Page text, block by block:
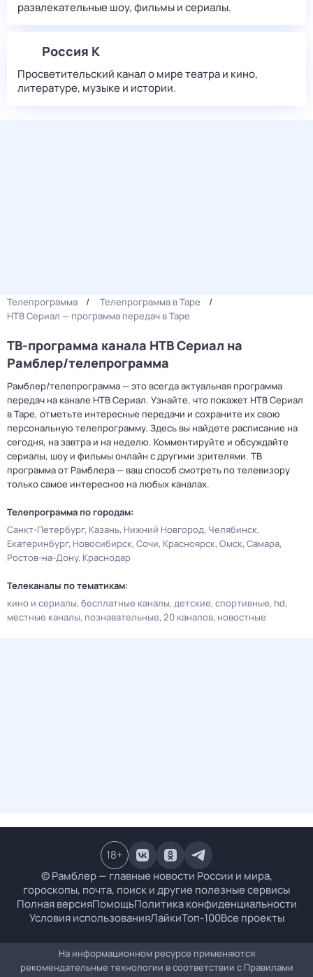
развлекательные шоу, фильмы и сериалы.
Россия К
Просветительский канал о мире театра и кино,
литературе, музыке и истории.
Телепрограмма
Телепрограмма в Таре
НТВ Сериал — программа передач в Таре
ТВ-программа канала НТВ Сериал на
Рамблер/телепрограмма
Рамблер/телепрограмма — это всегда актуальная программа
передач на канале НТВ Сериал. Узнайте, что покажет НТВ Сериал
в Таре, отметьте интересные передачи и сохраните их свою
персональную телепрограмму. Здесь вы найдете расписание на
сегодня, на завтра и на неделю. Комментируйте и обсуждайте
сериалы, шоу и фильмы онлайн с другими зрителями. ТВ
программа от Рамблера — ваш способ смотреть по телевизору
только самое интересное на любых каналах.
Телепрограмма по городам:
Санкт-Петербург Казань Нижний Новгород Челябинск
Екатеринбург Новосибирск Сочи Красноярск Омск Самара
Ростов-на-Дону Краснодар
Телеканалы по тематикам:
кино и сериалы бесплатные каналы детские спортивные hd
местные каналы познавательные 20 каналов новостные
© Рамблер — главные новости России и мира,
гороскопы, почта, поиск и другие полезные сервисы
Полная версияПомощьПолитика конфиденциальности
Условия использованияЛайкиТоп-100Все проекты
18+
На информационном ресурсе применяются
рекомендательные технологии в соответствии с Правилами